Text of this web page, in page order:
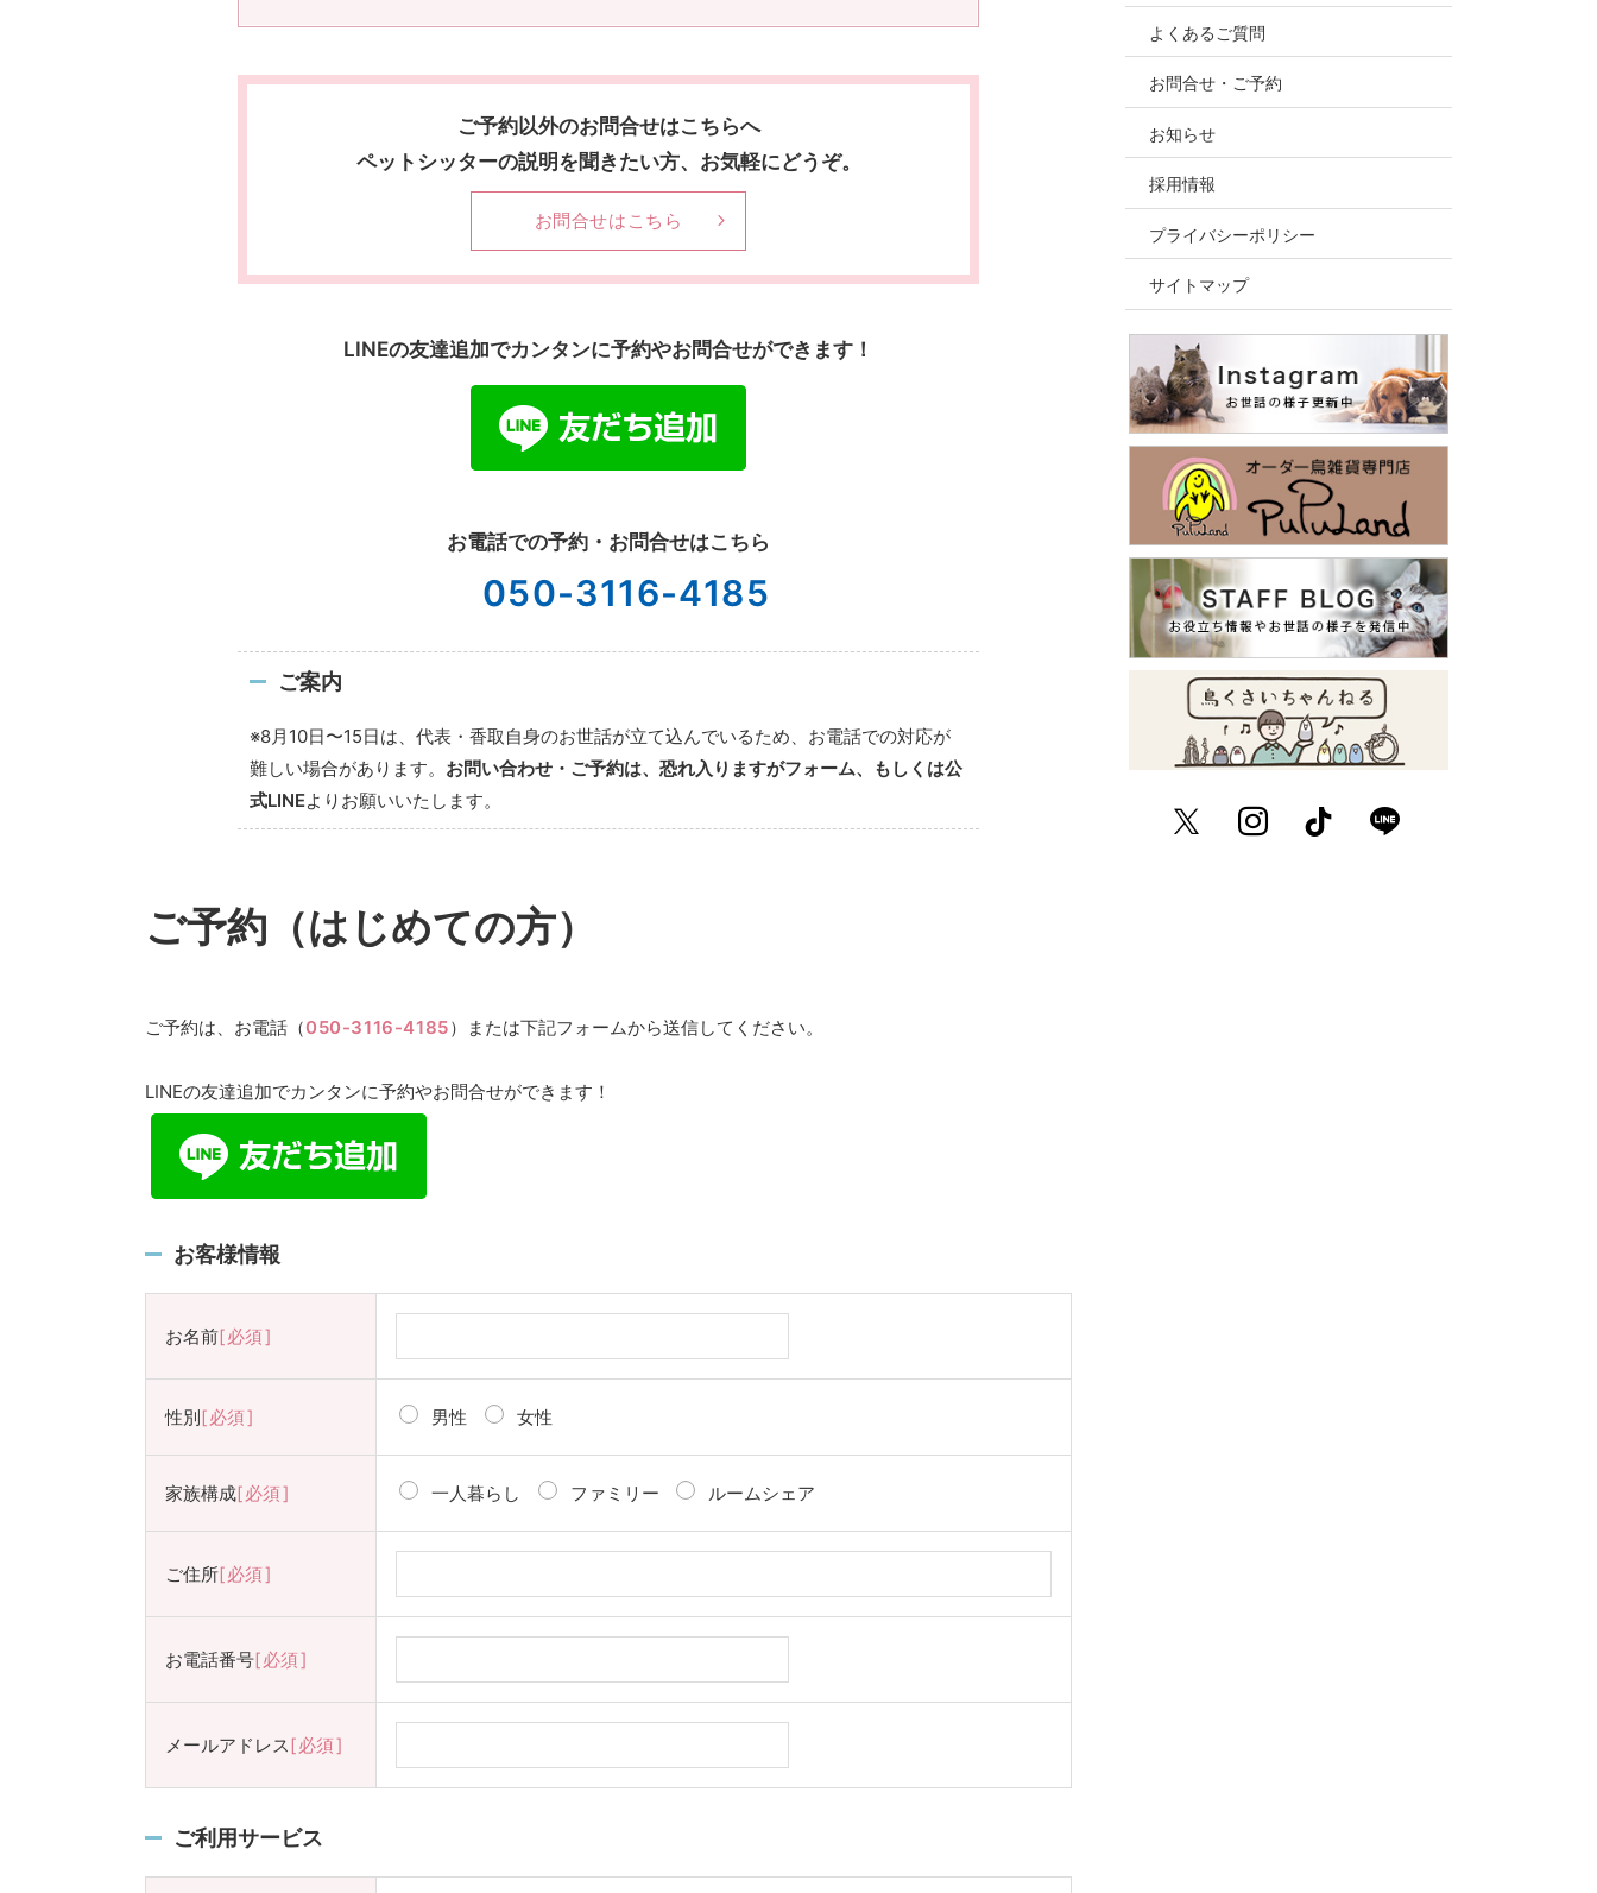
ご予約以外のお問合せはこちらへ
ペットシッターの説明を聞きたい方、お気軽にどうぞ。
お問合せはこちら
LINEの友達追加でカンタンに予約やお問合せができます！
お電話での予約・お問合せはこちら
050-3116-4185
ご案内
※8月10日〜15日は、代表・香取自身のお世話が立て込んでいるため、お電話での対応が
難しい場合があります。 お問い合わせ・ご予約は、恐れ入りますがフォーム、もしくは公
式LINEよりお願いいたします。
ご予約（はじめての方）
ご予約は、お電話（050-3116-4185）または下記フォームから送信してください。
LINEの友達追加でカンタンに予約やお問合せができます！
お客様情報
お名前 必須
性別 必須 男性 女性
家族構成 必須 一人暮らし ファミリー ルームシェア
ご住所 必須
お電話番号 必須
メールアドレス 必須
ご利用サービス
よくあるご質問
お問合せ・ご予約
お知らせ
採用情報
プライバシーポリシー
サイトマップ
TwitterInstagramTikTok